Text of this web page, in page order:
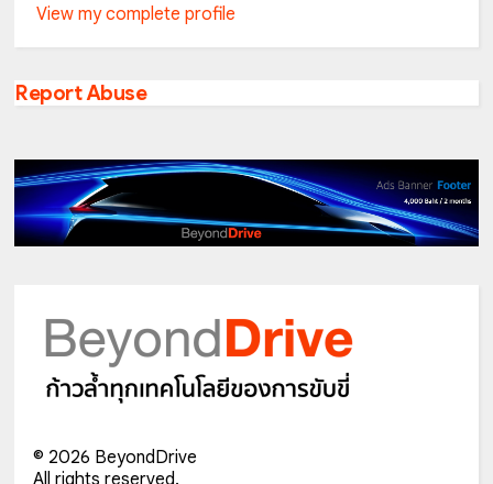
View my complete profile
Report Abuse
© 2026 BeyondDrive